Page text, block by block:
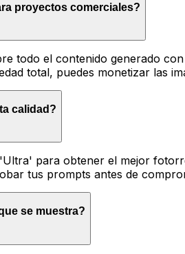
proyectos comerciales?
todo el contenido generado
total, puedes monetizar las
calidad?
para obtener el mejor
tus prompts antes de
se muestra?